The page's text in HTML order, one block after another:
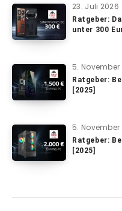
23. Juli 2026
Ratgeber:
unter 300
5. November
Ratgeber:
[2025]
5. November
Ratgeber:
[2025]